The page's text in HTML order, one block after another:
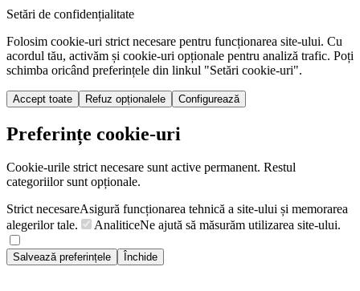
Setări de confidențialitate
Folosim cookie-uri strict necesare pentru funcționarea site-ului. Cu
acordul tău, activăm și cookie-uri opționale pentru analiză trafic. Poți
schimba oricând preferințele din linkul "Setări cookie-uri".
Accept toate Refuz opționalele Configurează
Preferințe cookie-uri
Cookie-urile strict necesare sunt active permanent. Restul
categoriilor sunt opționale.
Strict necesareAsigură funcționarea tehnică a site-ului și memorarea
alegerilor tale.
AnaliticeNe ajută să măsurăm utilizarea site-ului.
Salvează preferințele Închide